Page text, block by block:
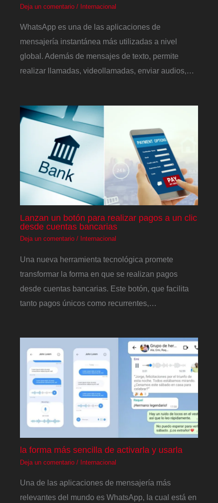
Deja un comentario / Internacional
WhatsApp es una de las aplicaciones de
mensajería instantánea más utilizadas a nivel
global. Además de mensajes de texto, permite
realizar llamadas, videollamadas, enviar audios,…
Lanzan un botón para realizar pagos a un clic
desde cuentas bancarias
Deja un comentario / Internacional
Una nueva herramienta tecnológica promete
transformar la forma en que se realizan pagos
desde cuentas bancarias. Este botón, que facilita
tanto pagos únicos como recurrentes,…
la forma más sencilla de activarla y usarla
Deja un comentario / Internacional
Una de las aplicaciones de mensajería más
relevantes del mundo es WhatsApp, la cual está en